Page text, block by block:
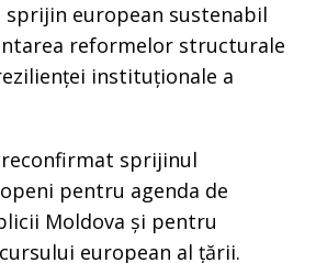
european sustenabil
reformelor structurale
instituționale a
sprijinul
pentru agenda de
Moldova și pentru
european al țării.